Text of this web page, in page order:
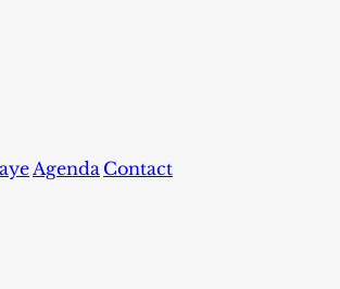
Agenda Contact